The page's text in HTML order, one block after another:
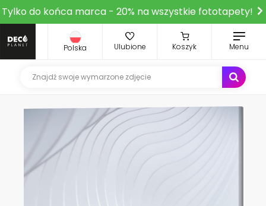
Tylko do końca marca - 20% na wszystkie fototapety!
Polska Ulubione Koszyk Menu